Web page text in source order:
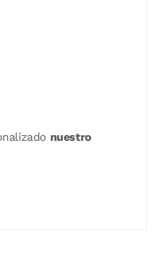
nuestro